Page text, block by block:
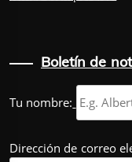
Boletín de
Tu nombre:
Dirección de correo